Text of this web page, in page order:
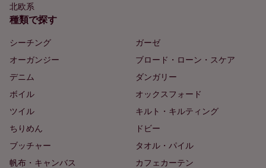
北欧系
種類で探す
シーチング
ガーゼ
オーガンジー
ブロード・ローン・スケア
デニム
ダンガリー
ボイル
オックスフォード
ツイル
キルト・キルティング
ちりめん
ドビー
ブッチャー
タオル・パイル
帆布・キャンバス
カフェカーテン